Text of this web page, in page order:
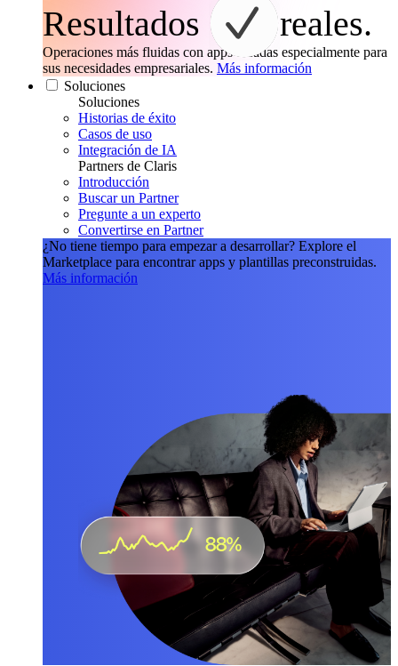
Resultados
reales.
Operaciones más fluidas con apps creadas especialmente para
sus necesidades empresariales. Más información
Soluciones
Soluciones
Historias de éxito
Casos de uso
Integración de IA
Partners de Claris
Introducción
Buscar un Partner
Pregunte a un experto
Convertirse en Partner
¿No tiene tiempo para empezar a desarrollar? Explore el
Marketplace para encontrar apps y plantillas preconstruidas.
Más información